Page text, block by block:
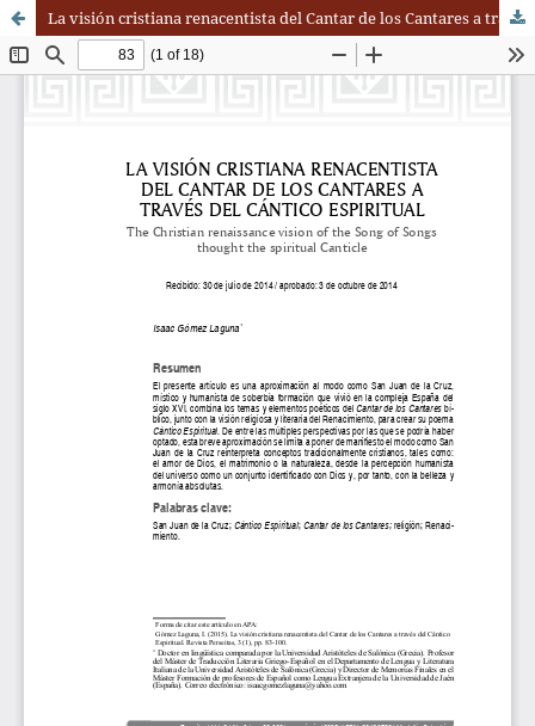
La visión cristiana renacentista del Cantar de los Cantares a través del Cántico Espiritual